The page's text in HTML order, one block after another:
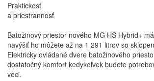
Nové MG HS Hybrid+ je k dispozícii s
klimatizáciou pre maximálne pohodlie v
Zavrieť
Praktickosť
a priestrannosť
Batožinový priestor nového MG HS Hybrid+
navýšiť ho môžete až na 1 291 litrov so
Elektricky ovládané dvere batožinového
dostatočný komfort kedykoľvek budete
veci.